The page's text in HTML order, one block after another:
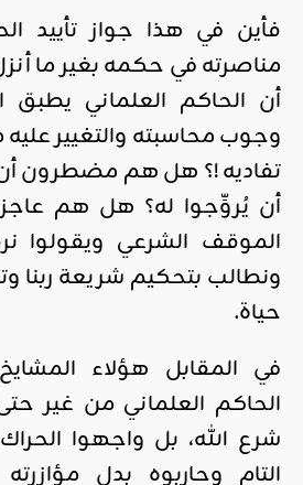
فأين في هذا جواز تأييد
مناصرته في حكمه بغير ما
أن الحاكم العلماني يطبق
وجوب محاسبته والتغيير
تفاديه !؟ هل هم مضطرون أن
أن يُروِّجوا له؟ هل هم
الموقف الشرعي ويقولوا
ونطالب بتحكيم شريعة ربنا
حياة.
في المقابل هؤلاء
الحاكم العلماني من غير
شرع الله، بل واجهوا
التام وحاربوه بدل